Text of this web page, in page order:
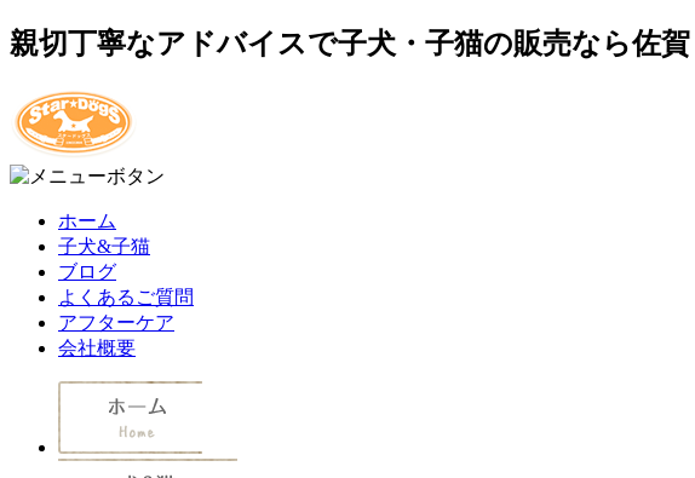
親切丁寧なアドバイスで子犬・子猫の販売なら佐
ホーム
子犬&子猫
ブログ
よくあるご質問
アフターケア
会社概要